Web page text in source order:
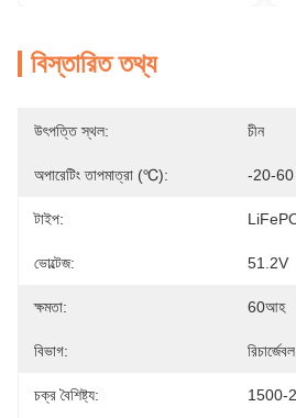
বিস্তারিত তথ্য
উৎপত্তি স্থল: চীন
অপারেটিং তাপমাত্রা (℃): -20-60
টাইপ:
ভোল্টেজ: 51.2V
ক্ষমতা: 60আহ
বিভাগ:
চক্র বৈশিষ্ট্য: 1500-